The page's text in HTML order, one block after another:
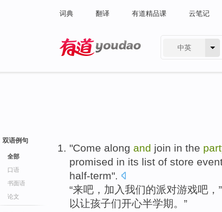
词典 翻译 有道精品课 云笔记
中英
双语例句
全部
口语
书面语
论文
"Come along and join in the
promised in its list of store
half-term".
“来吧， 加入我们的派对游戏吧，”
以让孩子们开心半学期。”